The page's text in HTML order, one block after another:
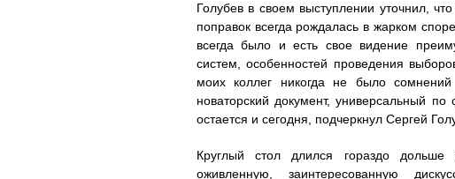
Голубев в своем выступлении уточнил,
поправок всегда рождалась в жарком
всегда было и есть свое видение
систем, особенностей проведения
моих коллег никогда не было
новаторский документ, универсальный
остается и сегодня, подчеркнул Сергей
Круглый стол длился гораздо
оживленную, заинтересованную